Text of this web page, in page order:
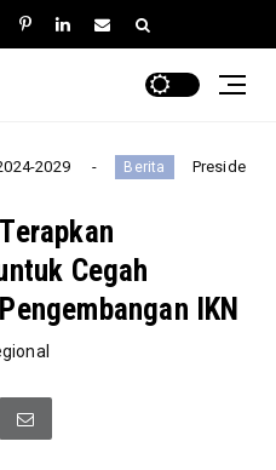
Berita Presiden Jokowi
Cegah
IKN